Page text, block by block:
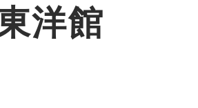
洋館